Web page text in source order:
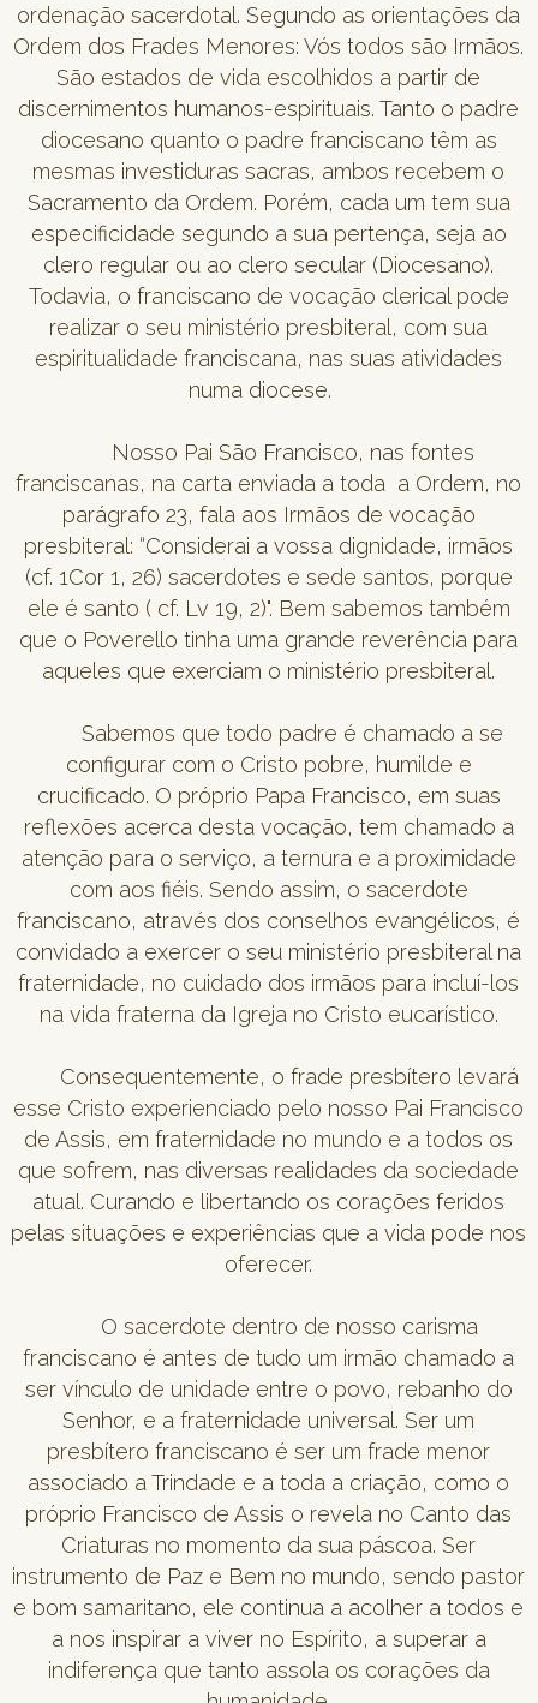
ordenação sacerdotal. Segundo as orientações da
Ordem dos Frades Menores: Vós todos são Irmãos.
São estados de vida escolhidos a partir de
discernimentos humanos-espirituais. Tanto o padre
diocesano quanto o padre franciscano têm as
mesmas investiduras sacras, ambos recebem o
Sacramento da Ordem. Porém, cada um tem sua
especificidade segundo a sua pertença, seja ao
clero regular ou ao clero secular (Diocesano).
Todavia, o franciscano de vocação clerical pode
realizar o seu ministério presbiteral, com sua
espiritualidade franciscana, nas suas atividades
numa diocese.
Nosso Pai São Francisco, nas fontes
franciscanas, na carta enviada a toda a Ordem, no
parágrafo 23, fala aos Irmãos de vocação
presbiteral: “Considerai a vossa dignidade, irmãos
(cf. 1Cor 1, 26) sacerdotes e sede santos, porque
ele é santo ( cf. Lv 19, 2)". Bem sabemos também
que o Poverello tinha uma grande reverência para
aqueles que exerciam o ministério presbiteral.
Sabemos que todo padre é chamado a se
configurar com o Cristo pobre, humilde e
crucificado. O próprio Papa Francisco, em suas
reflexões acerca desta vocação, tem chamado a
atenção para o serviço, a ternura e a proximidade
com aos fiéis. Sendo assim, o sacerdote
franciscano, através dos conselhos evangélicos, é
convidado a exercer o seu ministério presbiteral na
fraternidade, no cuidado dos irmãos para incluí-los
na vida fraterna da Igreja no Cristo eucarístico.
Consequentemente, o frade presbítero levará
esse Cristo experienciado pelo nosso Pai Francisco
de Assis, em fraternidade no mundo e a todos os
que sofrem, nas diversas realidades da sociedade
atual. Curando e libertando os corações feridos
pelas situações e experiências que a vida pode nos
oferecer.
O sacerdote dentro de nosso carisma
franciscano é antes de tudo um irmão chamado a
ser vínculo de unidade entre o povo, rebanho do
Senhor, e a fraternidade universal. Ser um
presbítero franciscano é ser um frade menor
associado a Trindade e a toda a criação, como o
próprio Francisco de Assis o revela no Canto das
Criaturas no momento da sua páscoa. Ser
instrumento de Paz e Bem no mundo, sendo pastor
e bom samaritano, ele continua a acolher a todos e
a nos inspirar a viver no Espírito, a superar a
indiferença que tanto assola os corações da